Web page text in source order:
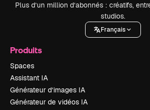
Plus d’un million d’abonnés : créatifs,
studios.
Français
Produits
Spaces
Assistant IA
Générateur d’images IA
Générateur de vidéos IA